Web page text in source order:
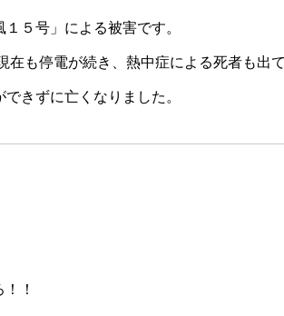
５号」による被害です。
も停電が続き、熱中症による死者も出て
きずに亡くなりました。
！